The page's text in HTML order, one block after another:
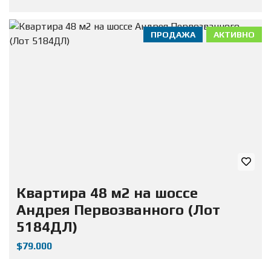
АКТИВНО
ПРОДАЖА
Квартира 48 м2 на шоссе
Андрея Первозванного (Лот
5184ДЛ)
$79.000